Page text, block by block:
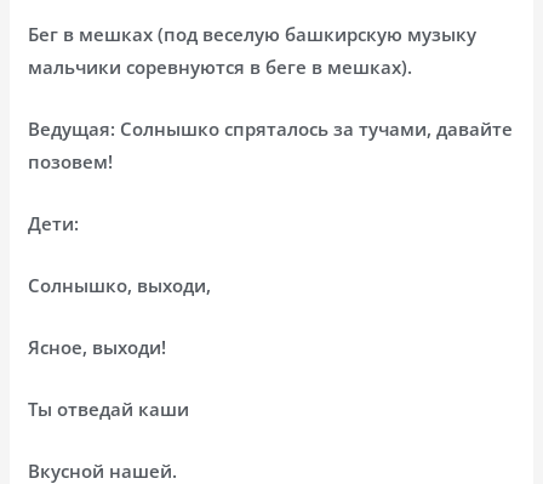
Бег в мешках (под веселую башкирскую музыку
мальчики соревнуются в беге в мешках).
Ведущая: Солнышко спряталось за тучами, давайте
позовем!
Дети:
Солнышко, выходи,
Ясное, выходи!
Ты отведай каши
Вкусной нашей.